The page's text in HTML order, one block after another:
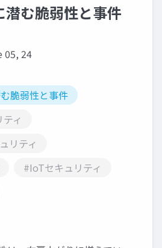
む脆弱性と事件
05, 24
脆弱性と事件
ィ
リティ
#IoTセキュリティ